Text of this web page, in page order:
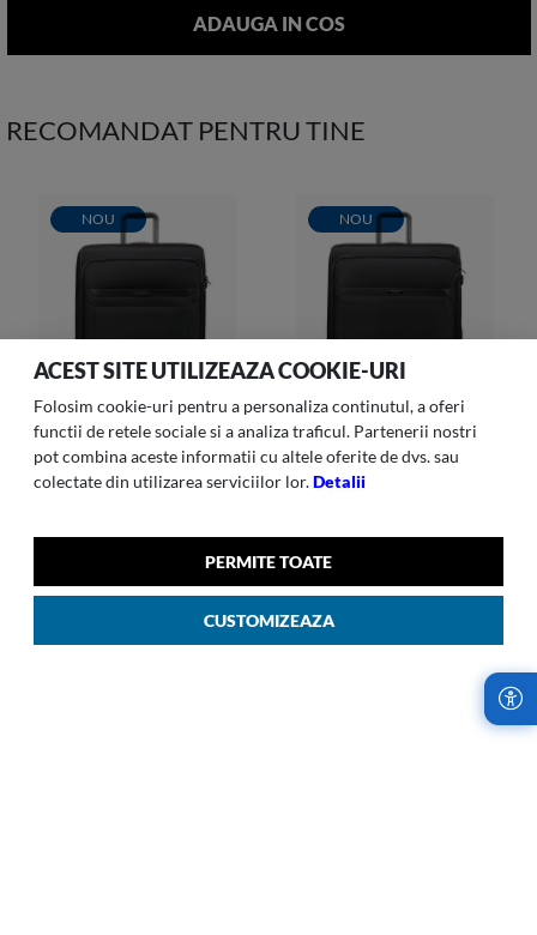
ACEST SITE UTILIZEAZA COOKIE-URI
Folosim cookie-uri pentru a personaliza continutul, a oferi
functii de retele sociale si a analiza traficul. Partenerii nostri
pot combina aceste informatii cu altele oferite de dvs. sau
colectate din utilizarea serviciilor lor.Detalii
PERMITE TOATE
CUSTOMIZEAZA
RECOMANDAT PENTRU TINE
NOU
Pro-dlx 6-002 Troller S Spin
79/29 Exp Cm Negru 09
NOU
Pro-dlx 6-003 Troller S Spin
84/32 Exp Cm Negru 09